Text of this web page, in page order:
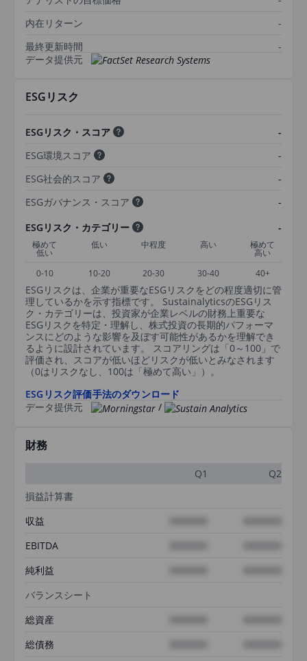
内在リターン
-
最終更新時間
-
データ提供元
ESGリスク
ESGリスク・スコア
-
ESG環境スコア
-
ESG社会的スコア
-
ESGガバナンス・スコア
-
ESGリスク・カテゴリー
-
極めて
低い
低い 中程度 高い 極めて
高い
0-10
10-20 20-30 30-40 40+
ESGリスクは、企業が重要なESGリスクをどの程度適切に管
理しているかを示す指標です。 SustainalyticsのESGリス
ク・カテゴリーは、投資家が企業レベルの財務上重要な
ESGリスクを特定・理解し、株式投資の長期的パフォーマ
ンスにどのような影響を及ぼす可能性があるかを理解でき
るように設計されています。 スコアリングは「0～100」で
評価され、スコアが低いほどリスクが低いとみなされます
（0はリスクなし、100は「極めて高い」）。
ESGリスク評価手法のダウンロード
データ提供元
/
財務
Q1
Q2
損益計算書
収益
EBITDA
純利益
バランスシート
総資産
総債務